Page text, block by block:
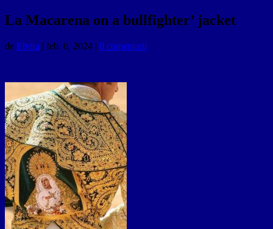
La Macarena on a bullfighter’ jacket
de Elvira | feb. 6, 2024 | 0 comentarii